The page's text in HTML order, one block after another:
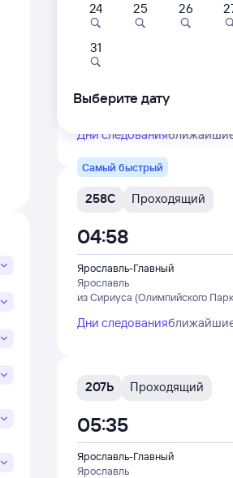
042В Проходящий
Ярославль
из Москвы Ярославской
01:53
Дни следования
Самый быстрый
258С Проходящий
Ярославль-Главный
Ярославль
из Сириуса (Олимпийского
04:58
Дни следованияближайшие:
207Ь Проходящий
Ярославль-Главный
Ярославль
05:35
24 25 26
31
Выберите дату